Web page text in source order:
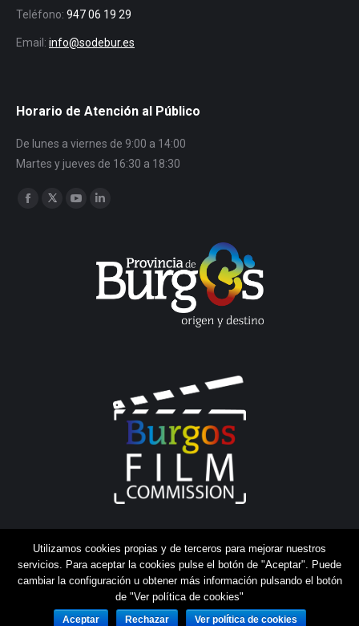
Teléfono: 947 06 19 29
Email: info@sodebur.es
Horario de Atención al Público
De lunes a viernes de 9:00 a 14:00
Martes y jueves de 16:30 a 18:30
Encuéntranos en:
Facebook
Aviso legal|Política de cookies
Utilizamos cookies propias y de terceros para mejorar nuestros
servicios. Para aceptar la cookies pulse el botón de "Aceptar". Puede
cambiar la configuración u obtener más información pulsando el botón
de "Ver política de cookies"
Aceptar Rechazar Ver política de cookies